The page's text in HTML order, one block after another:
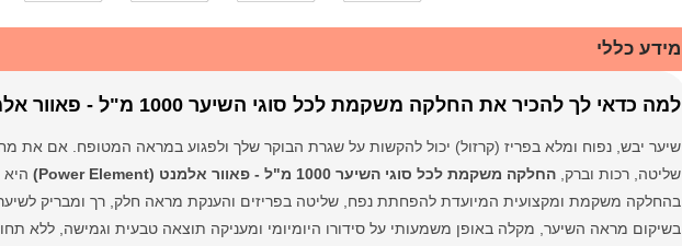
מידע כללי
למה כדאי לך להכיר את החלקה משקמת לכל סוגי השיער 1000 מ"ל - פאוור אלמנט?
שיער יבש, נפוח ומלא בפריז (קרזול) יכול להקשות על שגרת הבוקר שלך ולפגוע במראה המטופח. אם את
שליטה, רכות וברק,החלקה משקמת לכל סוגי השיער 1000 מ"ל - פאוור אלמנט (Power Element)
בהחלקה משקמת ומקצועית המיועדת להפחתת נפח, שליטה בפריזים והענקת מראה חלק, רך ומבריק
בשיקום מראה השיער, מקלה באופן משמעותי על סידורו היומיומי ומעניקה תוצאה טבעית וגמישה, ללא